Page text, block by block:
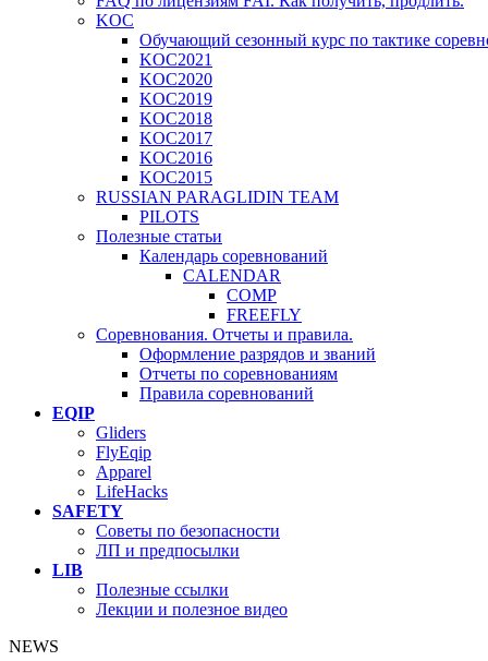
KOC
Обучающий сезонный курс по тактике
KOC2021
KOC2020
KOC2019
KOC2018
KOC2017
KOC2016
KOC2015
RUSSIAN PARAGLIDIN TEAM
PILOTS
Полезные статьи
Календарь соревнований
CALENDAR
COMP
FREEFLY
Соревнования. Отчеты и правила.
Оформление разрядов и званий
Отчеты по соревнованиям
Правила соревнований
EQIP
Gliders
FlyEqip
Apparel
LifeHacks
SAFETY
Советы по безопасности
ЛП и предпосылки
LIB
Полезные ссылки
Лекции и полезное видео
NEWS